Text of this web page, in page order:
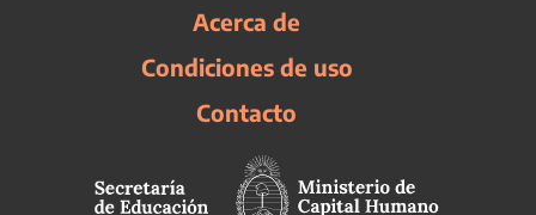
Acerca de
Condiciones de uso
Contacto